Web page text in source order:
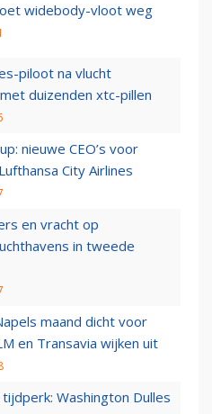
widebody-vloot weg
piloot na vlucht
duizenden xtc-pillen
nieuwe CEO’s voor
City Airlines
en vracht op
in tweede
maand dicht voor
en Transavia wijken uit
Washington Dulles